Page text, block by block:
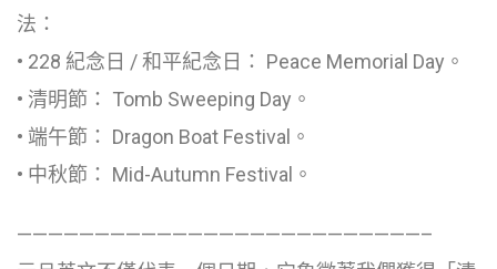
法：
• 228 紀念日 / 和平紀念日： Peace Memorial Day。
• 清明節： Tomb Sweeping Day。
• 端午節： Dragon Boat Festival。
• 中秋節： Mid-Autumn Festival。
——————————————————————————–